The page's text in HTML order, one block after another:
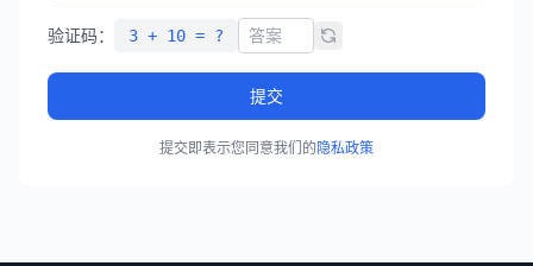
验证码： 3 + 10 = ?
提交
提交即表示您同意我们的隐私政策